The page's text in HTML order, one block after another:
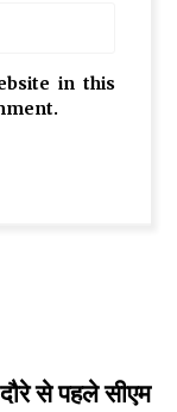
in this
से पहले सीएम